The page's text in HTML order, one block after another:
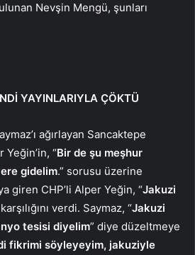
Nevşin Mengü, şunları
YAYINLARIYLA ÇÖKTÜ
ağırlayan Sancaktepe
Yeğin’in, “Bir de şu meşhur
gidelim.” sorusu üzerine
giren CHP’li Alper Yeğin, “Jakuzi
verdi. Saymaz, “Jakuzi
tesisi diyelim” diye düzeltmeye
fikrimi söyleyeyim, jakuziyle